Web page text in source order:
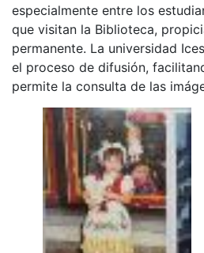
especialmente entre los
que visitan la Biblioteca,
permanente. La universidad
el proceso de difusión,
permite la consulta de las